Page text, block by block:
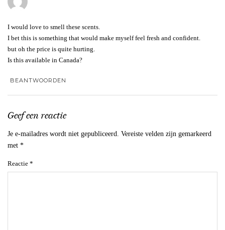
I would love to smell these scents.
I bet this is something that would make myself feel fresh and confident.
but oh the price is quite hurting.
Is this available in Canada?
BEANTWOORDEN
Geef een reactie
Je e-mailadres wordt niet gepubliceerd. Vereiste velden zijn gemarkeerd
met *
Reactie *